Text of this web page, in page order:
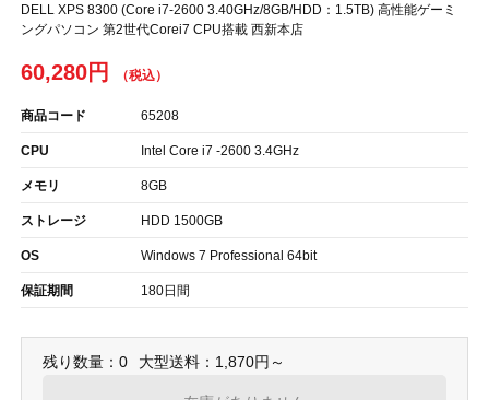
DELL XPS 8300 (Core i7-2600 3.40GHz/8GB/HDD：1.5TB) 高性能ゲーミ
ングパソコン 第2世代Corei7 CPU搭載 西新本店
60,280円
商品コード 65208
CPU Intel Core i7 -2600 3.4GHz
メモリ 8GB
ストレージ HDD 1500GB
OS Windows 7 Professional 64bit
保証期間 180日間
残り数量：0 大型送料：1,870円～